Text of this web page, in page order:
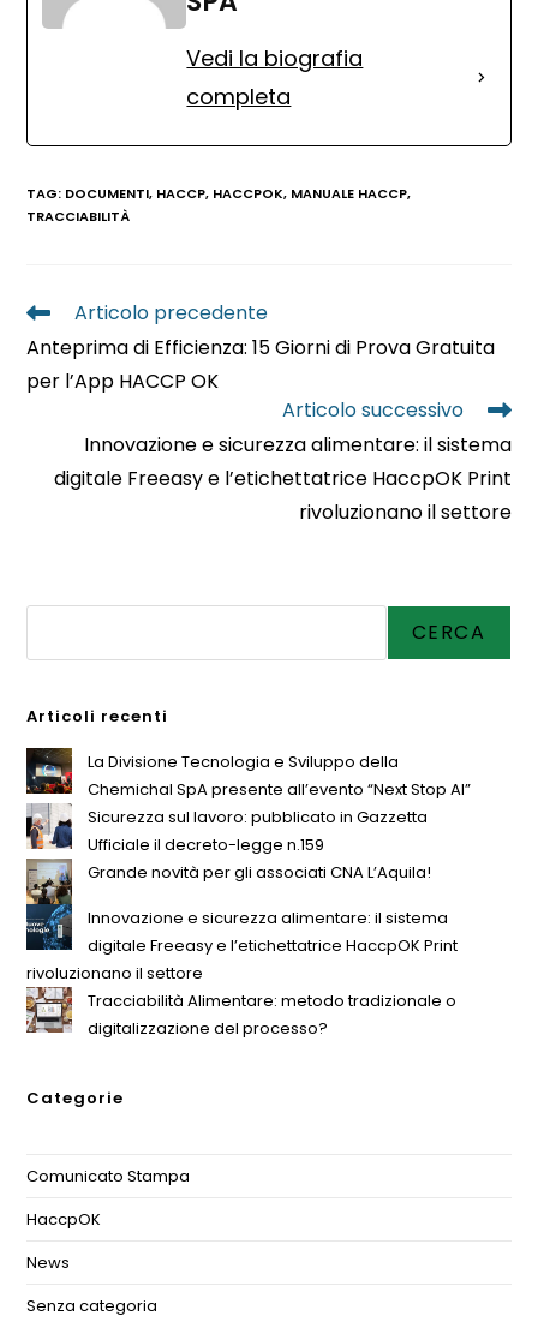
Vedi la biografia
completa
TAG: DOCUMENTI, HACCP, HACCPOK, MANUALE HACCP,
TRACCIABILITÀ
Articolo precedente
Anteprima di Efficienza: 15 Giorni di Prova Gratuita
per l’App HACCP OK
Articolo successivo
Innovazione e sicurezza alimentare: il sistema
digitale Freeasy e l’etichettatrice HaccpOK Print
rivoluzionano il settore
CERCA
Articoli recenti
La Divisione Tecnologia e Sviluppo della
Chemichal SpA presente all’evento “Next Stop AI”
Sicurezza sul lavoro: pubblicato in Gazzetta
Ufficiale il decreto-legge n.159
Grande novità per gli associati CNA L’Aquila!
Innovazione e sicurezza alimentare: il sistema
digitale Freeasy e l’etichettatrice HaccpOK Print
rivoluzionano il settore
Tracciabilità Alimentare: metodo tradizionale o
digitalizzazione del processo?
Categorie
Comunicato Stampa
HaccpOK
News
Senza categoria